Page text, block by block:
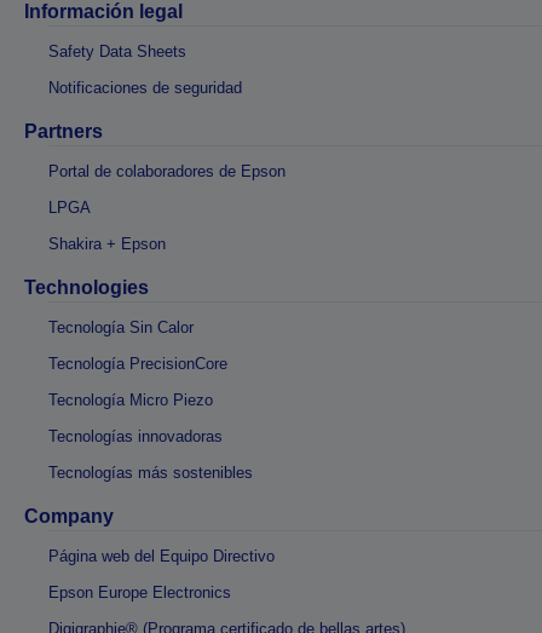
Información legal
Safety Data Sheets
Notificaciones de seguridad
Partners
Portal de colaboradores de Epson
LPGA
Shakira + Epson
Technologies
Tecnología Sin Calor
Tecnología PrecisionCore
Tecnología Micro Piezo
Tecnologías innovadoras
Tecnologías más sostenibles
Company
Página web del Equipo Directivo
Epson Europe Electronics
Digigraphie® (Programa certificado de bellas artes)